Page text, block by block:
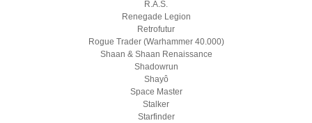
R.A.S.
Renegade Legion
Retrofutur
Rogue Trader (Warhammer 40.000)
Shaan & Shaan Renaissance
Shadowrun
Shayô
Space Master
Stalker
Starfinder